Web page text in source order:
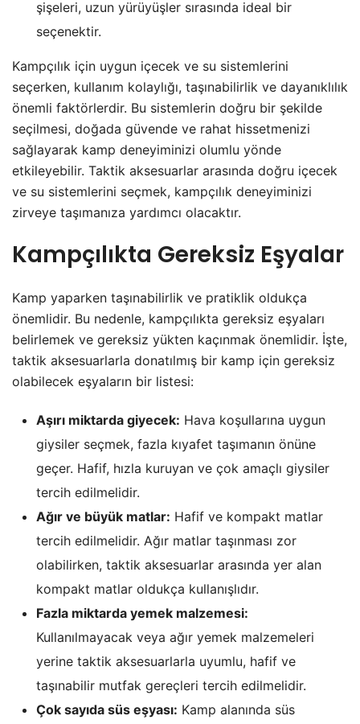
şişeleri, uzun yürüyüşler sırasında ideal bir
seçenektir.
Kampçılık için uygun içecek ve su sistemlerini
seçerken, kullanım kolaylığı, taşınabilirlik ve dayanıklılık
önemli faktörlerdir. Bu sistemlerin doğru bir şekilde
seçilmesi, doğada güvende ve rahat hissetmenizi
sağlayarak kamp deneyiminizi olumlu yönde
etkileyebilir. Taktik aksesuarlar arasında doğru içecek
ve su sistemlerini seçmek, kampçılık deneyiminizi
zirveye taşımanıza yardımcı olacaktır.
Kampçılıkta Gereksiz Eşyalar
Kamp yaparken taşınabilirlik ve pratiklik oldukça
önemlidir. Bu nedenle, kampçılıkta gereksiz eşyaları
belirlemek ve gereksiz yükten kaçınmak önemlidir. İşte,
taktik aksesuarlarla donatılmış bir kamp için gereksiz
olabilecek eşyaların bir listesi:
Aşırı miktarda giyecek: Hava koşullarına uygun
giysiler seçmek, fazla kıyafet taşımanın önüne
geçer. Hafif, hızla kuruyan ve çok amaçlı giysiler
tercih edilmelidir.
Ağır ve büyük matlar: Hafif ve kompakt matlar
tercih edilmelidir. Ağır matlar taşınması zor
olabilirken, taktik aksesuarlar arasında yer alan
kompakt matlar oldukça kullanışlıdır.
Fazla miktarda yemek malzemesi:
Kullanılmayacak veya ağır yemek malzemeleri
yerine taktik aksesuarlarla uyumlu, hafif ve
taşınabilir mutfak gereçleri tercih edilmelidir.
Çok sayıda süs eşyası: Kamp alanında süs